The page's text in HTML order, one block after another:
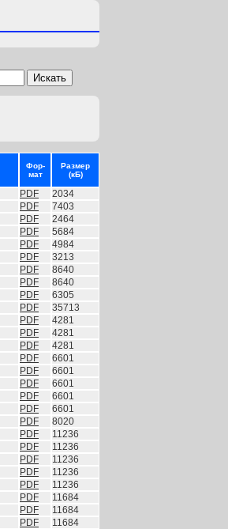
Фор-
мат
Размер
(кБ)
PDF
2034
PDF
7403
PDF
2464
PDF
5684
PDF
4984
PDF
3213
PDF
8640
PDF
8640
PDF
6305
PDF
35713
PDF
4281
PDF
4281
PDF
4281
PDF
6601
PDF
6601
PDF
6601
PDF
6601
PDF
6601
PDF
8020
PDF
11236
PDF
11236
PDF
11236
PDF
11236
PDF
11236
PDF
11684
PDF
11684
PDF
11684